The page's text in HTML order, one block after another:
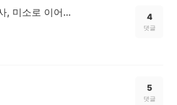
우리동네 냥냥이의 빼꼼 인사, 미소로 이어진 따뜻한 교감 4
댓글
5
댓글